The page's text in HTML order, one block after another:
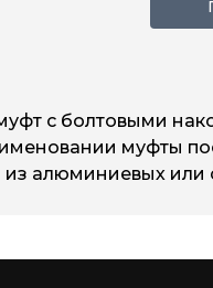
rek-42EP-ТАС-3х120/
с болтовыми
муфты
алюминиевых или